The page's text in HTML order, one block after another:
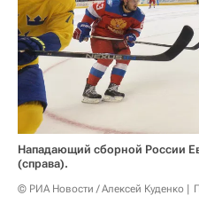
Нападающий сборной России
(справа).
© РИА Новости / Алексей Куденко